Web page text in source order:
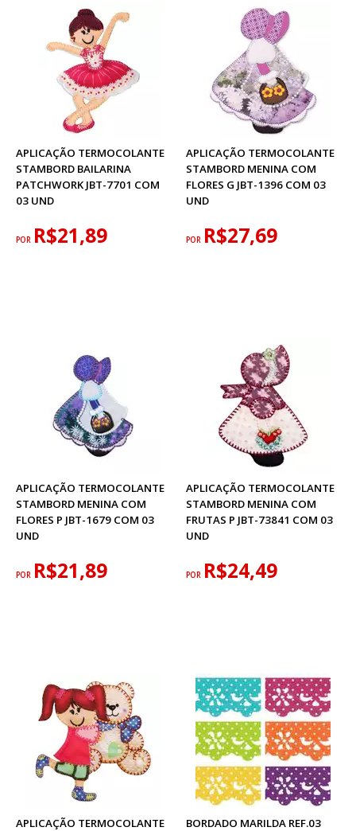
APLICAÇÃO TERMOCOLANTE
STAMBORD BAILARINA
PATCHWORK JBT-7701 COM
03 UND
POR R$21,89
APLICAÇÃO TERMOCOLANTE
STAMBORD MENINA COM
FLORES G JBT-1396 COM 03
UND
POR R$27,69
APLICAÇÃO TERMOCOLANTE
STAMBORD MENINA COM
FLORES P JBT-1679 COM 03
UND
POR R$21,89
APLICAÇÃO TERMOCOLANTE
STAMBORD MENINA COM
FRUTAS P JBT-73841 COM 03
UND
POR R$24,49
APLICAÇÃO TERMOCOLANTE
BORDADO MARILDA REF.03